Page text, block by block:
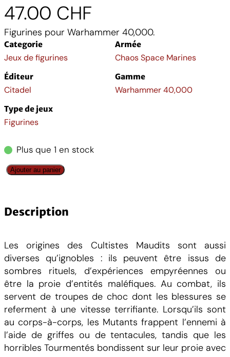
47.00 CHF
Figurines pour Warhammer 40,000.
Categorie
Jeux de figurines
Armée
Chaos Space Marines
Éditeur
Citadel
Gamme
Warhammer 40,000
Type de jeux
Figurines
Plus que 1 en stock
q
n
t
é
d
e
C
h
a
o
s
Ajouter au panier
Description
Les origines des Cultistes Maudits sont aussi
diverses qu’ignobles : ils peuvent être issus de
sombres rituels, d’expériences empyréennes ou
être la proie d’entités maléfiques. Au combat, ils
servent de troupes de choc dont les blessures se
referment à une vitesse terrifiante. Lorsqu’ils sont
au corps-à-corps, les Mutants frappent l’ennemi à
l’aide de griffes ou de tentacules, tandis que les
horribles Tourmentés bondissent sur leur proie avec